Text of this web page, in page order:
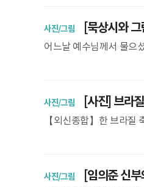
사진/그림 [묵상시와 그
어느날 예수님께서 물으
사진/그림 [사진] 브라
【외신종합】한 브라질
사진/그림 [임의준 신부